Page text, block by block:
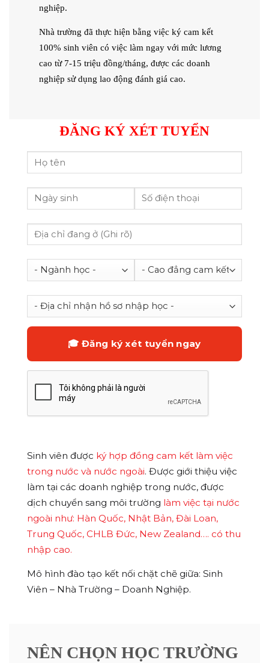
nghiệp.
Nhà trường đã thực hiện bằng việc ký cam kết
100% sinh viên có việc làm ngay với mức lương
cao từ 7-15 triệu đồng/tháng, được các doanh
nghiệp sử dụng lao động đánh giá cao.
ĐĂNG KÝ XÉT TUYỂN
Sinh viên được ký hợp đồng cam kết làm việc
trong nước và nước ngoài. Được giới thiệu việc
làm tại các doanh nghiệp trong nước, được
dịch chuyển sang môi trường làm việc tại nước
ngoài như: Hàn Quốc, Nhật Bản, Đài Loan,
Trung Quốc, CHLB Đức, New Zealand…. có thu
nhập cao.
Mô hình đào tạo kết nối chặt chẽ giữa: Sinh
Viên – Nhà Trường – Doanh Nghiệp.
NÊN CHỌN HỌC TRƯỜNG